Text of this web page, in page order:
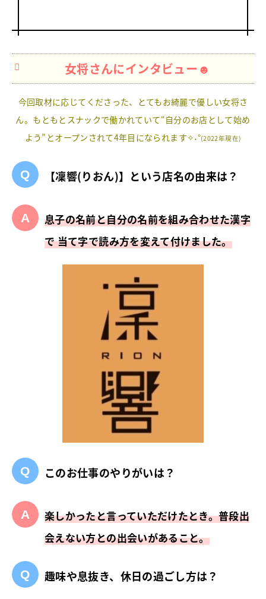
女将さんにインタビュー☻
今回取材に応じてくださった、とてもお綺麗で優しい女将さ
ん。もともとスナックで働かれていて“自分のお店として始め
よう”とオープンされて4年目になられます✧˖°(2022年現在)
【凜響(りおん)】という店名の由来は？
息子の名前と自分の名前を組み合わせた漢字
で 当て字で読み方を変えて付けました。
このお仕事のやりがいは？
楽しかったと言っていただけたとき。普段出
会えない方との出会いがあること。
趣味や息抜き、休日の過ごし方は？